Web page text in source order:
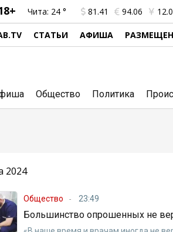
Чита: 24 ° 81.41 94.06
СТАТЬИ АФИША
Общество Политика
2024
Общество 23:49
Большинство опрошенных не